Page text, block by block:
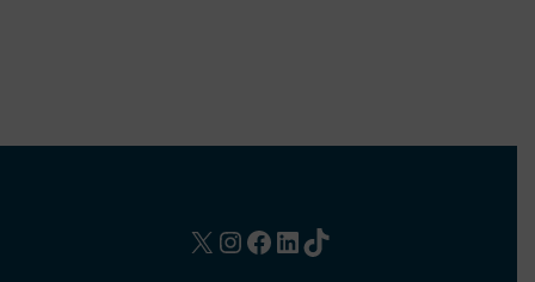
X Instagram Facebook LinkedIn TikTok